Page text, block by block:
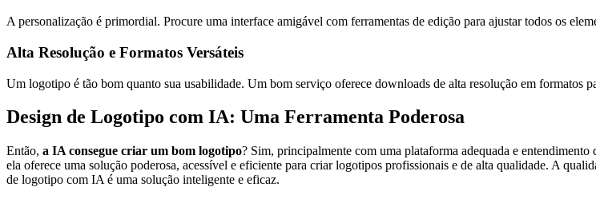
A personalização é primordial. Procure uma interface amigável com ferramentas de edição para ajustar todos os
Alta Resolução e Formatos Versáteis
Um logotipo é tão bom quanto sua usabilidade. Um bom serviço oferece downloads de alta resolução em formatos
Design de Logotipo com IA: Uma Ferramenta Poderosa
Então, a IA consegue criar um bom logotipo? Sim, principalmente com uma plataforma adequada e
ela oferece uma solução poderosa, acessível e eficiente para criar logotipos profissionais e de alta qualidade. A
de logotipo com IA é uma solução inteligente e eficaz.